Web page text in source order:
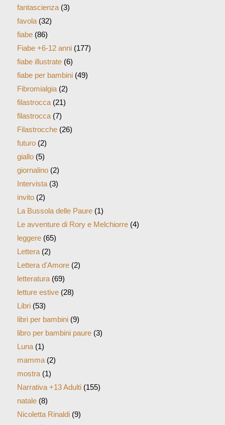
fantascienza(3)
favola(32)
fiabe(86)
Fiabe +6-12 anni(177)
fiabe illustrate(6)
fiabe per bambini(49)
Fibromialgia(2)
filastrocca(21)
filastrocca(7)
Filastrocche(26)
futuro(2)
giallo(5)
giornalino(2)
Intervista(3)
invito(2)
La Bussola delle Paure(1)
Le avventure di Rory e Melchiorre(4)
leggere(65)
Lettera(2)
Lettera d'Amore(2)
letteratura(69)
letture estive(28)
Libri(53)
libri per bambini(9)
libro per bambini paure(3)
Luna(1)
mamma(2)
mostra(1)
Narrativa +13 Adulti(155)
natale(8)
Nicoletta Rinaldi(9)